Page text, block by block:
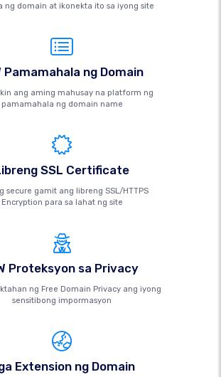
ng domain at ikonekta ito sa iyong site
Pamamahala ng Domain
ang aming mahusay na platform ng
pamamahala ng domain name
SSL Certificate
secure gamit ang libreng SSL/HTTPS
Encryption para sa lahat ng site
Proteksyon sa Privacy
ng Free Domain Privacy ang iyong
sensitibong impormasyon
Extension ng Domain